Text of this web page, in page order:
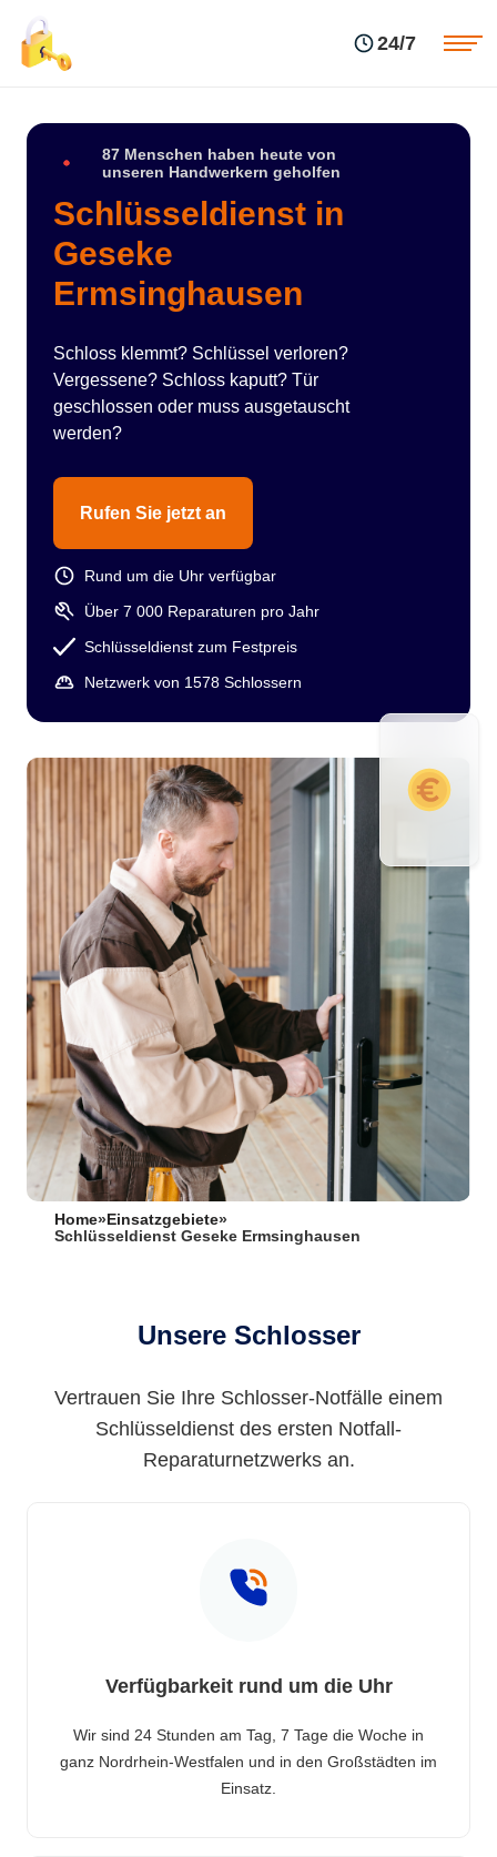
24/7
87 Menschen haben heute von
unseren Handwerkern geholfen
Schlüsseldienst in
Geseke
Ermsinghausen
Schloss klemmt? Schlüssel verloren?
Vergessene? Schloss kaputt? Tür
geschlossen oder muss ausgetauscht
werden?
Rufen Sie jetzt an
Rund um die Uhr verfügbar
Über 7 000 Reparaturen pro Jahr
Schlüsseldienst zum Festpreis
Netzwerk von 1578 Schlossern
Home» Einsatzgebiete»
Schlüsseldienst Geseke Ermsinghausen
Unsere Schlosser
Vertrauen Sie Ihre Schlosser-Notfälle einem
Schlüsseldienst des ersten Notfall-
Reparaturnetzwerks an.
Verfügbarkeit rund um die Uhr
Wir sind 24 Stunden am Tag, 7 Tage die Woche in
ganz Nordrhein-Westfalen und in den Großstädten im
Einsatz.